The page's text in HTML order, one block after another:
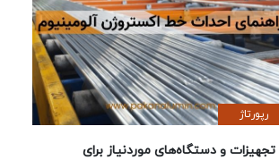
رپورتاژ
تجهیزات و دستگاه‌های موردنیاز برای